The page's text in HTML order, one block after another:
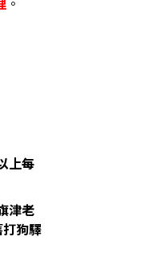
。
上每
津老
狗驛